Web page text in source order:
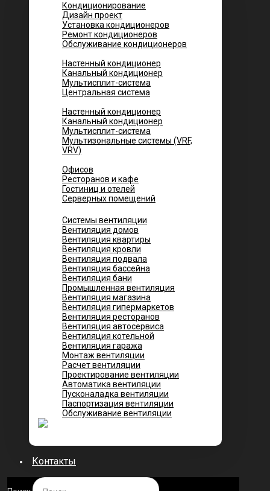
Кондиционирование
Дизайн проект
Установка кондиционеров
Ремонт кондиционеров
Обслуживание кондиционеров
Настенный кондиционер
Канальный кондиционер
Мультисплит-система
Центральная система
Настенный кондиционер
Канальный кондиционер
Мультисплит-система
Мультизональные системы (VRF,
VRV)
Офисов
Ресторанов и кафе
Гостиниц и отелей
Серверных помещений
Системы вентиляции
Вентиляция домов
Вентиляция квартиры
Вентиляция кровли
Вентиляция подвала
Вентиляция бассейна
Вентиляция бани
Промышленная вентиляция
Вентиляция магазина
Вентиляция гипермаркетов
Вентиляция ресторанов
Вентиляция автосервиса
Вентиляция котельной
Вентиляция гаража
Монтаж вентиляции
Расчет вентиляции
Проектирование вентиляции
Автоматика вентиляции
Пусконаладка вентиляции
Паспортизация вентиляции
Обслуживание вентиляции
Контакты